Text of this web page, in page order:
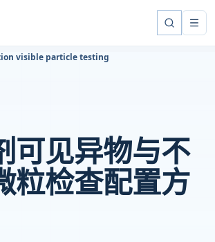
visible particle testing
可见异物与不
粒检查配置方